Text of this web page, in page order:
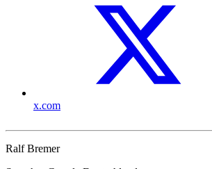
x.com
Ralf Bremer